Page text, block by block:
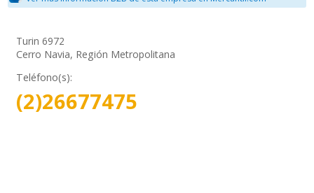
Turin 6972
Cerro Navia, Región Metropolitana
Teléfono(s):
(2)26677475